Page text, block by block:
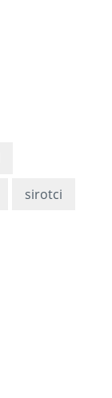
sirotci